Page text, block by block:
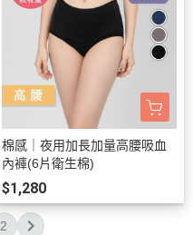
棉感｜夜用加長加量高腰吸血
內褲(6片衛生棉)
$1,280
2